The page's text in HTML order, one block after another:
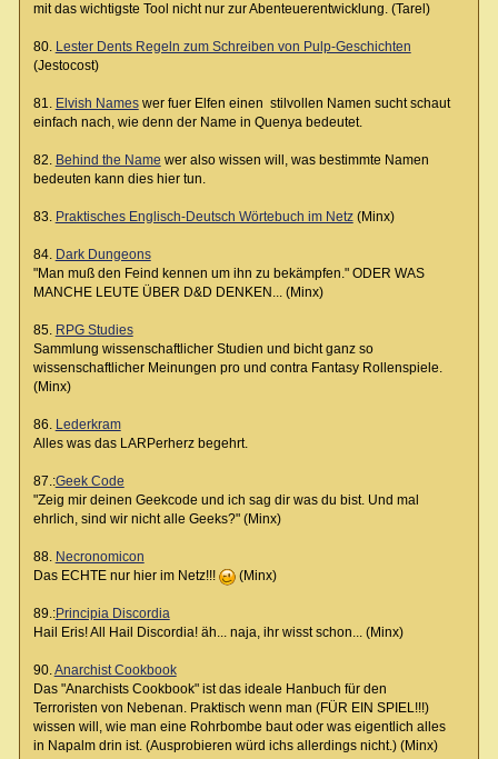
mit das wichtigste Tool nicht nur zur Abenteuerentwicklung. (Tarel)
80. Lester Dents Regeln zum Schreiben von Pulp-Geschichten
(Jestocost)
81. Elvish Nameswer fuer Elfen einen stilvollen Namen sucht schaut
einfach nach, wie denn der Name in Quenya bedeutet.
82. Behind the Name wer also wissen will, was bestimmte Namen
bedeuten kann dies hier tun.
83. Praktisches Englisch-Deutsch Wörtebuch im Netz(Minx)
84. Dark Dungeons
"Man muß den Feind kennen um ihn zu bekämpfen." ODER WAS
MANCHE LEUTE ÜBER D&D DENKEN... (Minx)
85. RPG Studies
Sammlung wissenschaftlicher Studien und bicht ganz so
wissenschaftlicher Meinungen pro und contra Fantasy Rollenspiele.
(Minx)
86. Lederkram
Alles was das LARPerherz begehrt.
87.:Geek Code
"Zeig mir deinen Geekcode und ich sag dir was du bist. Und mal
ehrlich, sind wir nicht alle Geeks?" (Minx)
88. Necronomicon
Das ECHTE nur hier im Netz!!!
(Minx)
89.:Principia Discordia
Hail Eris! All Hail Discordia! äh... naja, ihr wisst schon... (Minx)
90.Anarchist Cookbook
Das "Anarchists Cookbook" ist das ideale Hanbuch für den
Terroristen von Nebenan. Praktisch wenn man (FÜR EIN SPIEL!!!)
wissen will, wie man eine Rohrbombe baut oder was eigentlich alles
in Napalm drin ist. (Ausprobieren würd ichs allerdings nicht.) (Minx)